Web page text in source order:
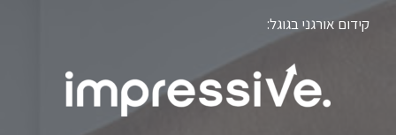
קידום אורגני בגוגל: